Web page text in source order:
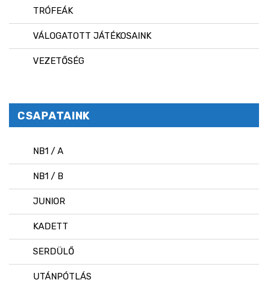
TRÓFEÁK
VÁLOGATOTT JÁTÉKOSAINK
VEZETŐSÉG
CSAPATAINK
NB1 / A
NB1 / B
JUNIOR
KADETT
SERDÜLŐ
UTÁNPÓTLÁS